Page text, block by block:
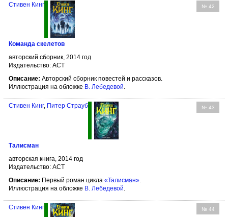
№ 42
Стивен Кинг
Команда скелетов
авторский сборник, 2014 год
Издательство: АСТ
Описание: Авторский сборник повестей и рассказов.
Иллюстрация на обложке В. Лебедевой.
№ 43
Стивен Кинг, Питер Страуб
Талисман
авторская книга, 2014 год
Издательство: АСТ
Описание: Первый роман цикла «Талисман».
Иллюстрация на обложке В. Лебедевой.
№ 44
Стивен Кинг